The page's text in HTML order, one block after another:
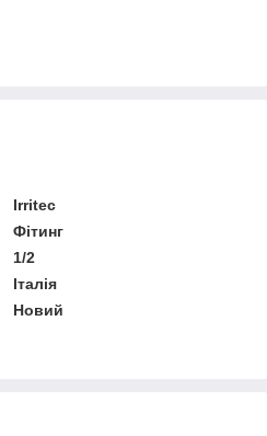
Irritec
Фітинг
1/2
Італія
Новий